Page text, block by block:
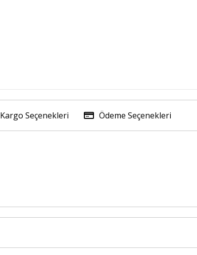
Kargo Seçenekleri Ödeme Seçenekleri